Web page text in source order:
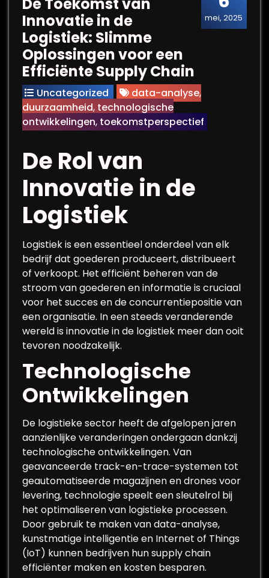
mei, 2025
Innovatie in de
Logistiek: Slimme
Oplossingen voor een
Efficiënte Supply Chain
Uncategorized data-analyse,
duurzaamheid, technologische
ontwikkelingen, toekomstperspectief
De Rol van
Innovatie in de
Logistiek
Logistiek is een essentieel onderdeel van elk
bedrijf dat goederen produceert, distribueert
of verkoopt. Het efficiënt beheren van de
stroom van goederen en informatie is cruciaal
voor het succes en de concurrentiepositie van
een organisatie. In een steeds veranderende
wereld is innovatie in de logistiek meer dan ooit
tevoren noodzakelijk.
Technologische
Ontwikkelingen
De logistieke sector heeft de afgelopen jaren
aanzienlijke veranderingen ondergaan dankzij
technologische ontwikkelingen. Van
geavanceerde track-en-trace-systemen tot
geautomatiseerde magazijnen en drones voor
levering, technologie speelt een sleutelrol bij
het optimaliseren van logistieke processen.
Door gebruik te maken van data-analyse,
kunstmatige intelligentie en Internet of Things
(IoT) kunnen bedrijven hun supply chain
efficiënter maken en kosten besparen.